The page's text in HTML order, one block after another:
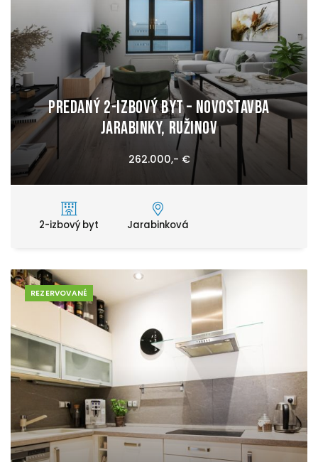
PREDANÝ 2-IZBOVÝ BYT – NOVOSTAVBA
JARABINKY, RUŽINOV
262.000,- €
2-izbový byt Jarabinková
REZERVOVANÉ